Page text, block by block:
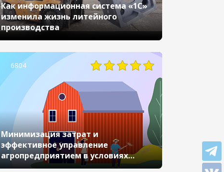
Как информационная система «1С»
изменила жизнь литейного
производства
6804
Минимизация затрат и
эффективное управление
агропредприятием в условиях
кризиса с «1С:ERP